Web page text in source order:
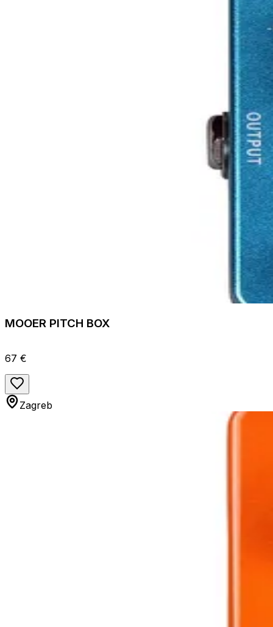
MOOER PITCH BOX
67 €
Zagreb